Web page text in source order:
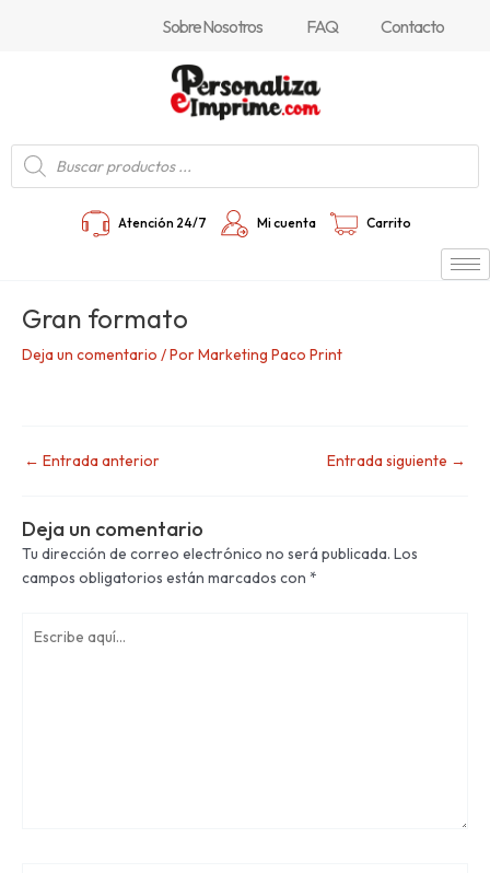
Sobre Nosotros FAQ Contacto
Búsqueda
de
productos
Atención 24/7 Mi cuenta Carrito
Gran formato
Deja un comentario / PorMarketing Paco Print
← Entrada anterior Entrada siguiente →
Deja un comentario
Tu dirección de correo electrónico no será publicada. Los
campos obligatorios están marcados con *
aquí...